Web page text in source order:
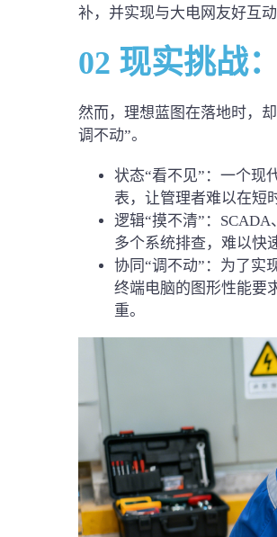
补，并实现与大电网友好互
02 现实挑战
然而，理想蓝图在落地时，
调不动”。
状态“看不见”：一个现
表，让管理者难以在短
逻辑“摸不清”：
多个系统排查，难以快
协同“调不动”：为了实
终端电脑的图形性能要
重。